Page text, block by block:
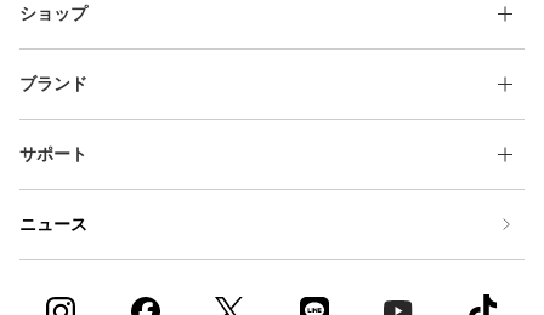
ショップ
ブランド
サポート
ニュース